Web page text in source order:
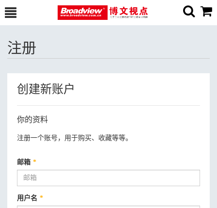
注册
创建新账户
你的资料
注册一个账号，用于购买、收藏等等。
邮箱 *
用户名 *